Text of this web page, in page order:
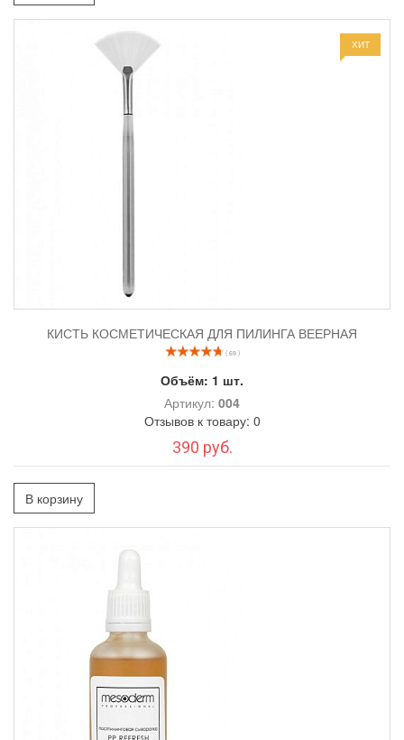
ХИТ
КИСТЬ КОСМЕТИЧЕСКАЯ ДЛЯ ПИЛИНГА ВЕЕРНАЯ
( 69 )
Объём: 1 шт.
Артикул: 004
Отзывов к товару: 0
390 руб.
В корзину